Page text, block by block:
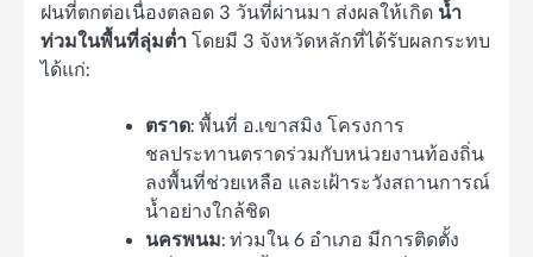
ฝนที่ตกต่อเนื่องตลอด 3 วันที่ผ่านมา ส่งผลให้เกิด น้ำ
ท่วมในพื้นที่ลุ่มต่ำ โดยมี 3 จังหวัดหลักที่ได้รับผลกระทบ
ได้แก่:
ตราด: พื้นที่ อ.เขาสมิง โครงการ
ชลประทานตราดร่วมกับหน่วยงานท้องถิ่น
ลงพื้นที่ช่วยเหลือ และเฝ้าระวังสถานการณ์
น้ำอย่างใกล้ชิด
นครพนม: ท่วมใน 6 อำเภอ มีการติดตั้ง